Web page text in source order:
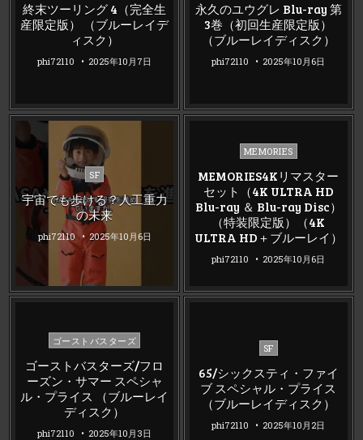
終末ツーリング 4（完全生
産限定版） （ブルーレイデ
ィスク）
phi72110 2025年10月7日
永久のユウグレ Blu-ray 第
3巻（初回生産限定版）
（ブルーレイディスク）
phi72110 2025年10月6日
Posted
in
SF
宇宙でも歩ける？人工重力
の未来
phi72110 2025年10月6日
Posted
MEMORIES
MEMORIES4Kリマスター
セット（4K ULTRA HD
Blu-ray ＆ Blu-ray Disc）
（特装限定版）（4K
ULTRA HD＋ブルーレイ）
phi72110 2025年10月6日
Posted
ゴーストバスターズ
ゴーストバスターズ/フロ
ーズン・サマー スペシャ
ル・プライス （ブルーレイ
ディスク）
phi72110 2025年10月3日
Posted
SF
65/シックスティ・ファイ
ブ スペシャル・プライス
（ブルーレイディスク）
phi72110 2025年10月2日